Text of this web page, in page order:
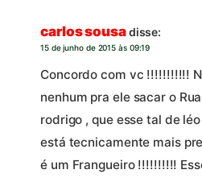
carlos sousadisse:
15 de junho de 2015 às 09:19
Concordo com vc !!!!!!!!!!!
nenhum pra ele sacar o
rodrigo , que esse tal de
está tecnicamente mais
é um Frangueiro !!!!!!!!!!